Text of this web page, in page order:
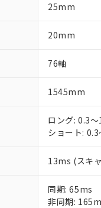
25mm
20mm
76軸
1545mm
ロング: 0.3
ショート:
13ms (スキ
同期: 65ms
非同期: